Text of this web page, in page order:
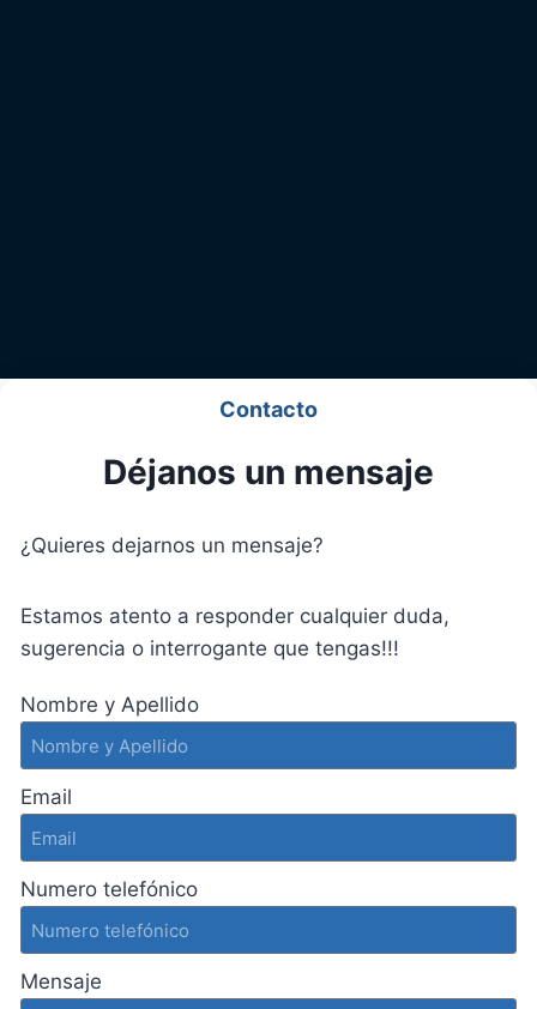
Contacto
Déjanos un mensaje
¿Quieres dejarnos un mensaje?
Estamos atento a responder cualquier duda,
sugerencia o interrogante que tengas!!!
Nombre y Apellido
Email
Numero telefónico
Mensaje